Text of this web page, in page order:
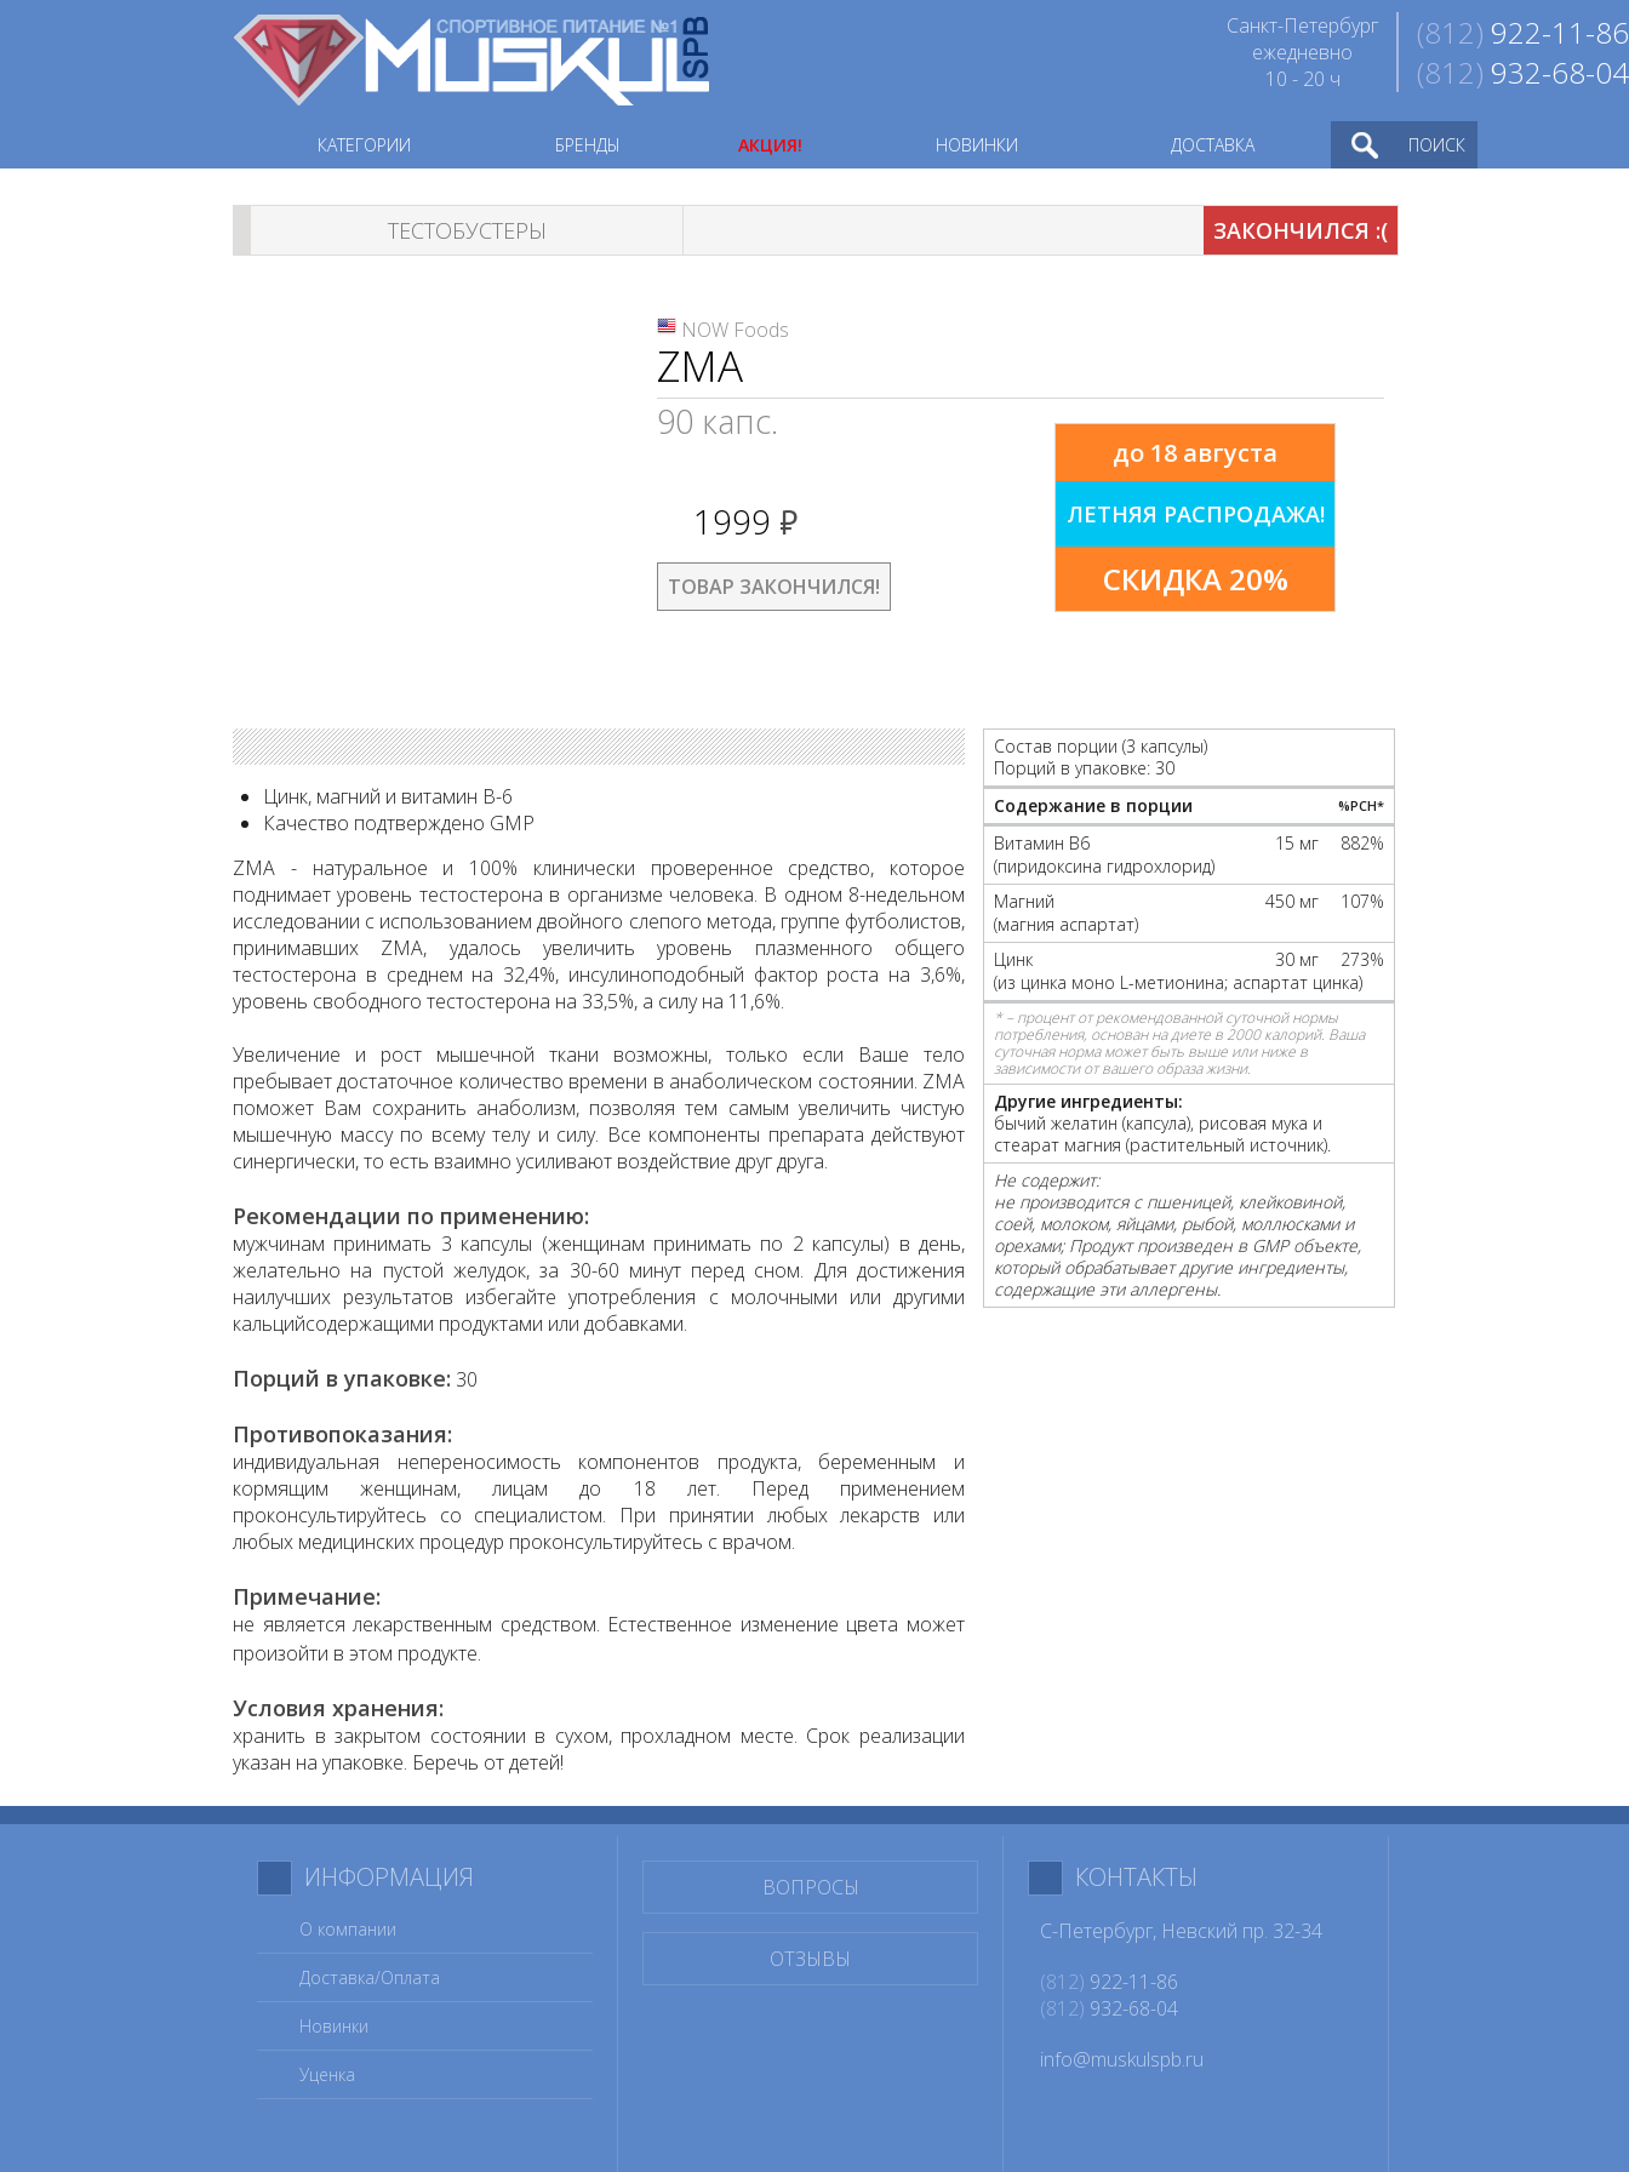
(812) 922-11-86
(812) 932-68-04
Санкт-Петербург
ежедневно
10 - 20 ч
КАТЕГОРИИ БРЕНДЫ АКЦИЯ! НОВИНКИ ДОСТАВКА ПОИСК
ТЕСТОБУСТЕРЫ ЗАКОНЧИЛСЯ :(
NOW Foods
ZMA
90 капс.
1999 руб.
ТОВАР ЗАКОНЧИЛСЯ!
до 18 августа
ЛЕТНЯЯ РАСПРОДАЖА!
СКИДКА 20%
Цинк, магний и витамин В-6
Качество подтверждено GMP
ZMA - натуральное и 100% клинически проверенное средство, которое
поднимает уровень тестостерона в организме человека. В одном 8-недельном
исследовании с использованием двойного слепого метода, группе футболистов,
принимавших ZMA, удалось увеличить уровень плазменного общего
тестостерона в среднем на 32,4%, инсулиноподобный фактор роста на 3,6%,
уровень свободного тестостерона на 33,5%, а силу на 11,6%.
Увеличение и рост мышечной ткани возможны, только если Ваше тело
пребывает достаточное количество времени в анаболическом состоянии. ZMA
поможет Вам сохранить анаболизм, позволяя тем самым увеличить чистую
мышечную массу по всему телу и силу. Все компоненты препарата действуют
синергически, то есть взаимно усиливают воздействие друг друга.
Рекомендации по применению:
мужчинам принимать 3 капсулы (женщинам принимать по 2 капсулы) в день,
желательно на пустой желудок, за 30-60 минут перед сном. Для достижения
наилучших результатов избегайте употребления с молочными или другими
кальцийсодержащими продуктами или добавками.
Порций в упаковке: 30
Противопоказания:
индивидуальная непереносимость компонентов продукта, беременным и
кормящим женщинам, лицам до 18 лет. Перед применением
проконсультируйтесь со специалистом. При принятии любых лекарств или
любых медицинских процедур проконсультируйтесь с врачом.
Примечание:
не является лекарственным средством. Естественное изменение цвета может
произойти в этом продукте.
Условия хранения:
хранить в закрытом состоянии в сухом, прохладном месте. Срок реализации
указан на упаковке. Беречь от детей!
Состав порции (3 капсулы)
Порций в упаковке: 30
Содержание в порции
%РСН*
Витамин B6 15 мг
882%
(пиридоксина гидрохлорид)
Магний
450 мг
107%
(магния аспартат)
Цинк
30 мг
273%
(из цинка моно L-метионина; аспартат цинка)
* – процент от рекомендованной суточной нормы
потребления, основан на диете в 2000 калорий. Ваша
суточная норма может быть выше или ниже в
зависимости от вашего образа жизни.
Другие ингредиенты:
бычий желатин (капсула), рисовая мука и
стеарат магния (растительный источник).
Не содержит:
не производится с пшеницей, клейковиной,
соей, молоком, яйцами, рыбой, моллюсками и
орехами; Продукт произведен в GMP объекте,
который обрабатывает другие ингредиенты,
содержащие эти аллергены.
ИНФОРМАЦИЯ
О компании
Доставка/Оплата
Новинки
Уценка
ВОПРОСЫ
ОТЗЫВЫ
КОНТАКТЫ
С-Петербург, Невский пр. 32-34
(812) 922-11-86
(812) 932-68-04
info@muskulspb.ru